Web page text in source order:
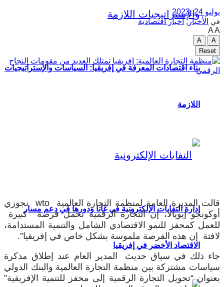
بناء اقتصادات المعرفة في إفريقيا: السياسات والإستراتيجيات
اللازمة
إدارة النفايات الإلكترونية في غانا ودورها في دعم مسار
الاقتصاد الأخضر في إفريقيا
يوليو 24, 2023
في الأخبار,أخبار اقتصادية
AA
A
A
Reset
قالت المديرة العامة لمنظمة التجارة العالمية wto نجوزي
أوكونجو إيويالا، إن التجارة الرقمية تحمل فرصة كبيرة
للعمل كمحفز للنمو الاقتصادي الشامل والتنمية المستدامة،
لافتة إن هذه الفرصة ملموسة بشكل خاص في إفريقيا”.
جاء ذلك في سياق حديث المدير العام عند إطلاق مذكرة
سياسات مشتركة بين منظمة التجارة العالمية والبنك الدولي
بعنوان “تحويل التجارة الرقمية إلى محفز للتنمية الإفريقية”